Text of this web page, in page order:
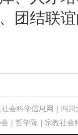
团结联
会科学信息网 | 四
| 哲学院 | 宗教社会